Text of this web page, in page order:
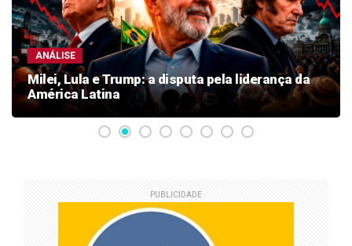
ANÁLISE
Milei, Lula e Trump: a disputa pela liderança da
América Latina
PUBLICIDADE